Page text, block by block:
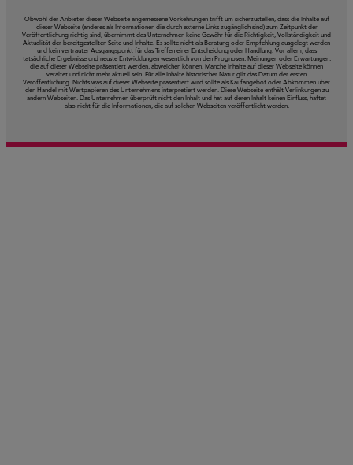
Obwohl der Anbieter dieser Webseite angemessene Vorkehrungen trifft um sicherzustellen, dass die Inhalte auf
dieser Webseite (anderes als Informationen die durch externe Links zugänglich sind) zum Zeitpunkt der
Veröffentlichung richtig sind, übernimmt das Unternehmen keine Gewähr für die Richtigkeit, Vollständigkeit und
Aktualität der bereitgestellten Seite und Inhalte. Es sollte nicht als Beratung oder Empfehlung ausgelegt werden
und kein vertrauter Ausgangspunkt für das Treffen einer Entscheidung oder Handlung. Vor allem, dass
tatsächliche Ergebnisse und neuste Entwicklungen wesentlich von den Prognosen, Meinungen oder Erwartungen,
die auf dieser Webseite präsentiert werden, abweichen können. Manche Inhalte auf dieser Webseite können
veraltet und nicht mehr aktuell sein. Für alle Inhalte historischer Natur gilt das Datum der ersten
Veröffentlichung. Nichts was auf dieser Webseite präsentiert wird sollte als Kaufangebot oder Abkommen über
den Handel mit Wertpapieren des Unternehmens interpretiert werden. Diese Webseite enthält Verlinkungen zu
andern Webseiten. Das Unternehmen überprüft nicht den Inhalt und hat auf deren Inhalt keinen Einfluss, haftet
also nicht für die Informationen, die auf solchen Webseiten veröffentlicht werden.